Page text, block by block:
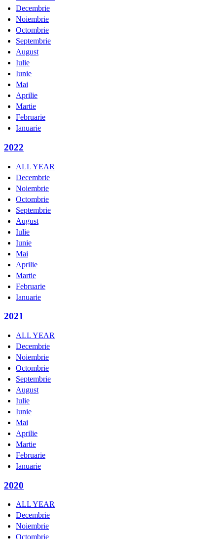
Decembrie
Noiembrie
Octombrie
Septembrie
August
Iulie
Iunie
Mai
Aprilie
Martie
Februarie
Ianuarie
2022
ALL YEAR
Decembrie
Noiembrie
Octombrie
Septembrie
August
Iulie
Iunie
Mai
Aprilie
Martie
Februarie
Ianuarie
2021
ALL YEAR
Decembrie
Noiembrie
Octombrie
Septembrie
August
Iulie
Iunie
Mai
Aprilie
Martie
Februarie
Ianuarie
2020
ALL YEAR
Decembrie
Noiembrie
Octombrie